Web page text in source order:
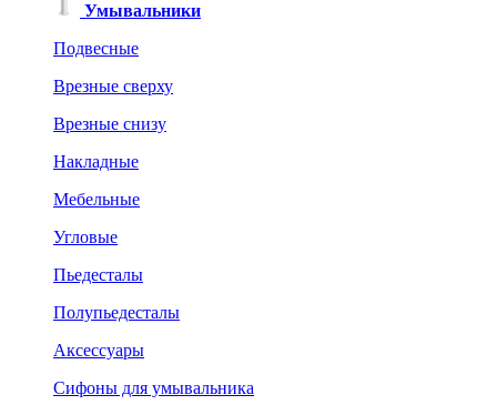
Умывальники
Подвесные
Врезные сверху
Врезные снизу
Накладные
Мебельные
Угловые
Пьедесталы
Полупьедесталы
Аксессуары
Сифоны для умывальника